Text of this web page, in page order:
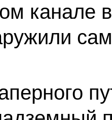
канале